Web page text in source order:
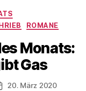
ROMANE
Monats:
Gas
20. März 2020